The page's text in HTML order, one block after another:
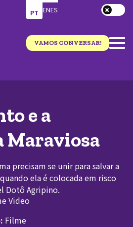
PT ENES
VAMOS CONVERSAR!
e a
Maraviosa
precisam se unir para salvar a
ela é colocada em risco
Dotô Agripino.
Video
Filme